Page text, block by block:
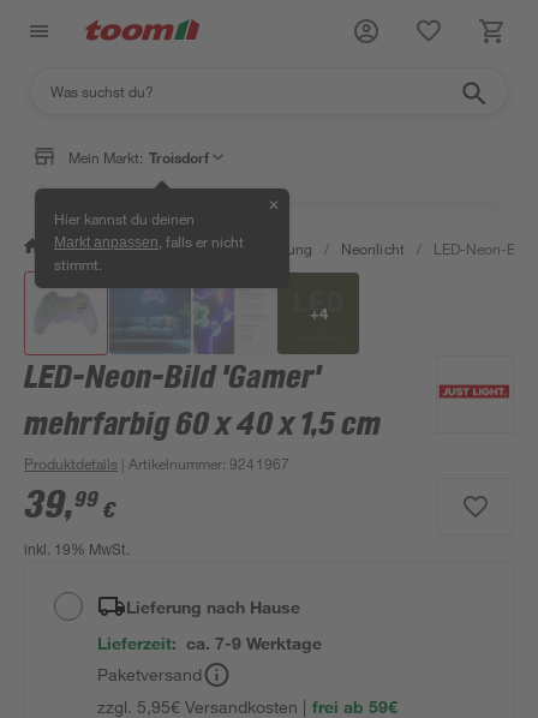
Mein Markt: Troisdorf
Hier kannst du deinen
Markt anpassen , falls er nicht
stimmt.
✕
/ Wohnen & Haushalt / Beleuchtung / Neonlicht / LED-Neon-Bild
+4
LED-Neon-Bild 'Gamer'
mehrfarbig 60 x 40 x 1,5 cm
Produktdetails | Artikelnummer:9241967
39,99 €
inkl. 19% MwSt.
Lieferung nach Hause
Lieferzeit: ca. 7-9 Werktage
Paketversand
zzgl. 5,95€ Versandkosten | frei ab 59€